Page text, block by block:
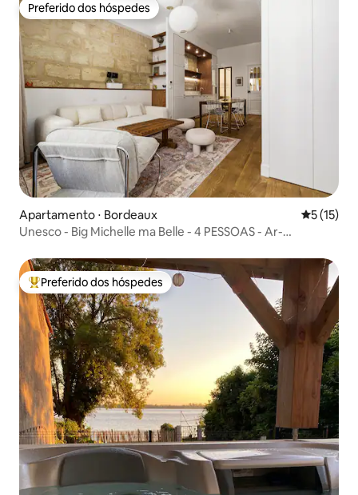
Preferido dos hóspedes
Preferido dos hóspedes
Apartamento ⋅ Bordeaux 5 de uma
5 (15)
Unesco - Big Michelle ma Belle - 4 PESSOAS - Ar-
Entre os melhores preferidos dos hóspedes
Preferido dos hóspedes